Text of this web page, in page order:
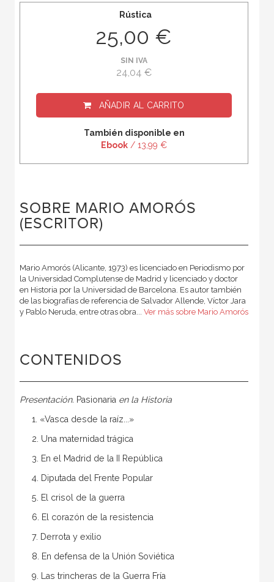
Rústica
25,00 €
SIN IVA
24,04 €
AÑADIR AL CARRITO
También disponible en
Ebook / 13,99 €
SOBRE MARIO AMORÓS
(ESCRITOR)
Mario Amorós (Alicante, 1973) es licenciado en Periodismo por
la Universidad Complutense de Madrid y licenciado y doctor
en Historia por la Universidad de Barcelona. Es autor también
de las biografías de referencia de Salvador Allende, Víctor Jara
y Pablo Neruda, entre otras obra... Ver más sobre Mario Amorós
CONTENIDOS
Presentación. Pasionariaen la Historia
1. «Vasca desde la raíz...»
2. Una maternidad trágica
3. En el Madrid de la II República
4. Diputada del Frente Popular
5. El crisol de la guerra
6. El corazón de la resistencia
7. Derrota y exilio
8. En defensa de la Unión Soviética
9. Las trincheras de la Guerra Fría